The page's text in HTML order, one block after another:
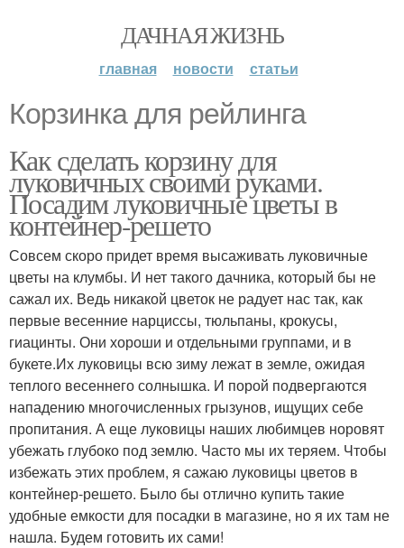
ДАЧНАЯ ЖИЗНЬ
главная новости статьи
Корзинка для рейлинга
Как сделать корзину для
луковичных своими руками.
Посадим луковичные цветы в
контейнер-решето
Совсем скоро придет время высаживать луковичные
цветы на клумбы. И нет такого дачника, который бы не
сажал их. Ведь никакой цветок не радует нас так, как
первые весенние нарциссы, тюльпаны, крокусы,
гиацинты. Они хороши и отдельными группами, и в
букете.Их луковицы всю зиму лежат в земле, ожидая
теплого весеннего солнышка. И порой подвергаются
нападению многочисленных грызунов, ищущих себе
пропитания. А еще луковицы наших любимцев норовят
убежать глубоко под землю. Часто мы их теряем. Чтобы
избежать этих проблем, я сажаю луковицы цветов в
контейнер-решето. Было бы отлично купить такие
удобные емкости для посадки в магазине, но я их там не
нашла. Будем готовить их сами!